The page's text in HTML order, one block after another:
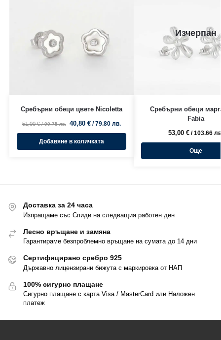
Сребърни обеци цвете Nicoletta
51,00€ / 99.75 лв. 40,80 € / 79.80 лв.
Добавяне в количката
Изчерпан
Сребърни обеци
Fabia
53,00€ / 103.66
Още
Доставка за 24 часа
Изпращаме със Спиди на следващия работен ден
Лесно връщане и замяна
Гарантираме безпроблемно връщане на сумата до 14 дни
Сертифицирано сребро 925
Държавно лицензирани бижута с маркировка от НАП
100% сигурно плащане
Сигурно плащане с карта Visa / MasterCard или Наложен
платеж